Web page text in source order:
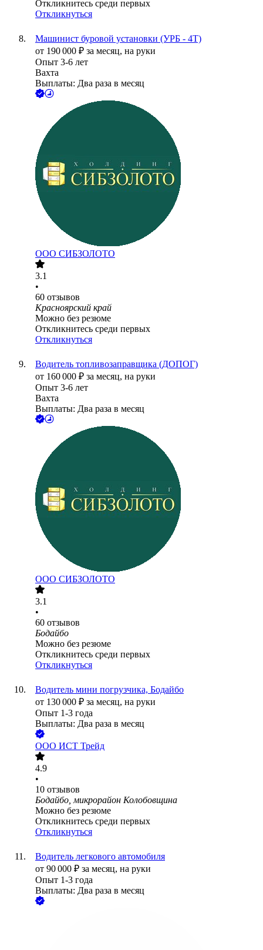
Откликнитесь среди первых
Откликнуться
Машинист буровой установки (УРБ - 4Т)
от 190 000 ₽ за месяц, на руки
Опыт 3-6 лет
Вахта
Выплаты: Два раза в месяц
ООО СИБЗОЛОТО
3.1
•
60 отзывов
Красноярский край
Можно без резюме
Откликнитесь среди первых
Откликнуться
Водитель топливозаправщика (ДОПОГ)
от 160 000 ₽ за месяц, на руки
Опыт 3-6 лет
Вахта
Выплаты: Два раза в месяц
ООО СИБЗОЛОТО
3.1
•
60 отзывов
Бодайбо
Можно без резюме
Откликнитесь среди первых
Откликнуться
Водитель мини погрузчика, Бодайбо
от 130 000 ₽ за месяц, на руки
Опыт 1-3 года
Выплаты: Два раза в месяц
ООО ИСТ Трейд
4.9
•
10 отзывов
Бодайбо, микрорайон Колобовщина
Можно без резюме
Откликнитесь среди первых
Откликнуться
Водитель легкового автомобиля
от 90 000 ₽ за месяц, на руки
Опыт 1-3 года
Выплаты: Два раза в месяц